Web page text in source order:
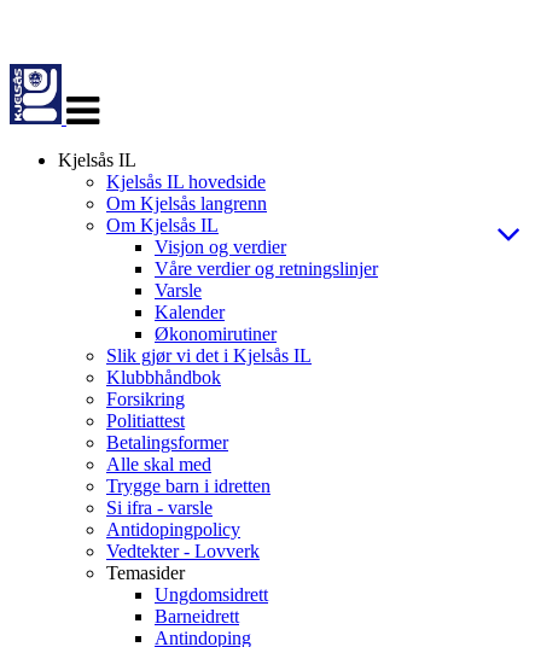
navigasjon
Kjelsås IL
Kjelsås IL hovedside
Om Kjelsås langrenn
Om Kjelsås IL
Visjon og verdier
Våre verdier og retningslinjer
Varsle
Kalender
Økonomirutiner
Slik gjør vi det i Kjelsås IL
Klubbhåndbok
Forsikring
Politiattest
Betalingsformer
Alle skal med
Trygge barn i idretten
Si ifra - varsle
Antidopingpolicy
Vedtekter - Lovverk
Temasider
Ungdomsidrett
Barneidrett
Antindoping